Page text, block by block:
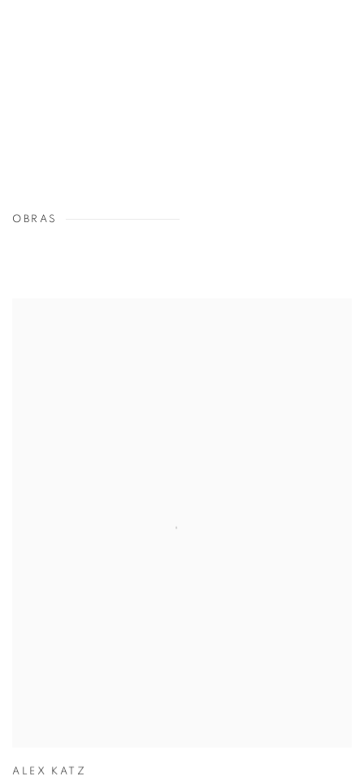
OBRAS
ALEX KATZ